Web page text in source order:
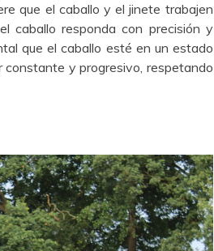
que el caballo y el jinete trabajen
caballo responda con precisión y
que el caballo esté en un estado
constante y progresivo, respetando